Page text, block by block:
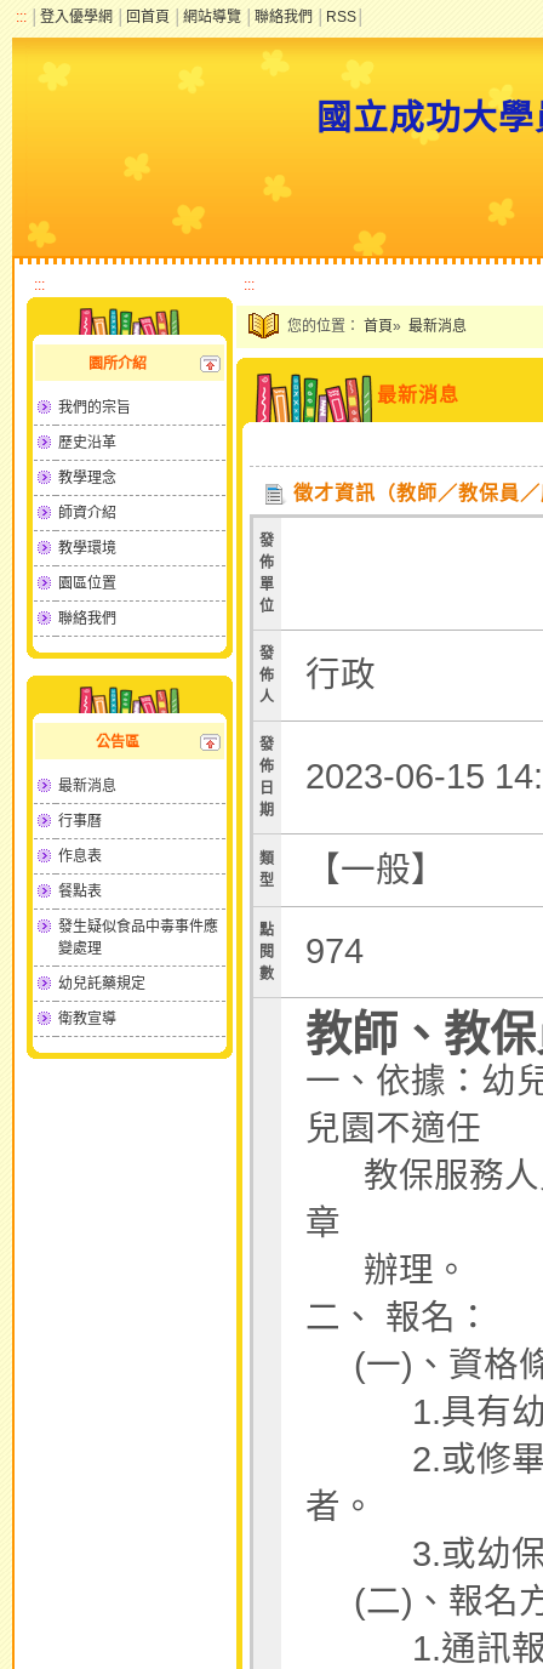
::: 登入優學網 回首頁 網站導覽 聯絡我們 RSS
國立成功大
:::
園所介紹
我們的宗旨
歷史沿革
教學理念
師資介紹
教學環境
園區位置
聯絡我們
公告區
最新消息
行事曆
作息表
餐點表
發生疑似食品中毒事件應
變處理
幼兒託藥規定
衛教宣導
:::
您的位置： 首頁» 最新消息
最新消息
徵才資訊（教師／教保員
發
佈
單
位
發
佈
人
行政
發
佈
日
期
2023-06-15
類
型
【一般】
點
閱
數
974
教師、教
一、依據：幼
兒園不適
教保服務人
章
辦理。
二、 報名：
(一)、資格
1.具有幼稚
2.或修畢師
者。
3.或幼保相
(二)、報名
1.通訊報名/